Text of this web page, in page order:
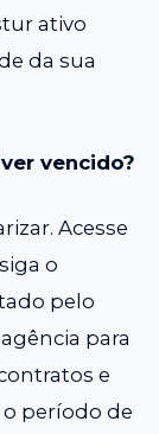
ativo
da sua
vencido?
Acesse
o
pelo
para
e
período de